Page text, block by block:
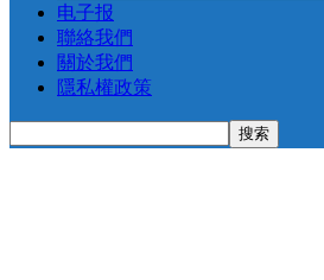
电子报
聯絡我們
關於我們
隱私權政策